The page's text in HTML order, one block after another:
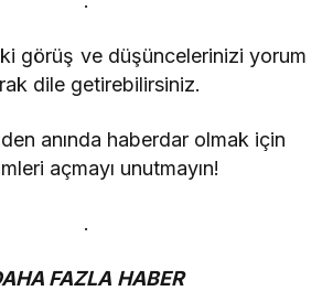
görüş ve düşüncelerinizi yorum
dile getirebilirsiniz.
anında haberdar olmak için
açmayı unutmayın!
.
FAZLA HABER